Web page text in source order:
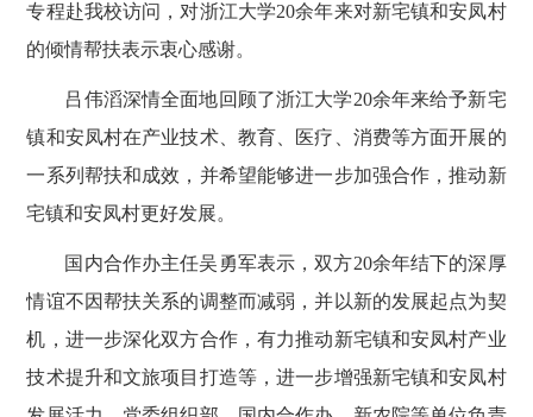
专程赴我校访问 ，对浙江大学20余年来对新宅镇和安凤村
的倾情帮扶表示衷心感谢。
吕伟滔深情全面地回顾了浙江大学20余年来给予新宅
镇和安凤村在产业技术、教育、医疗、消费等方面开展的
一系列帮扶和成效，并希望能够进一步加强合作，推动新
宅镇和安凤村更好发展。
国内合作办主任吴勇军表示，双方20余年结下的深厚
情谊不因帮扶关系的调整而减弱，并以新的发展起点为契
机，进一步深化双方合作，有力推动新宅镇和安凤村产业
技术提升和文旅项目 打造等，进一步增强新宅镇和安凤村